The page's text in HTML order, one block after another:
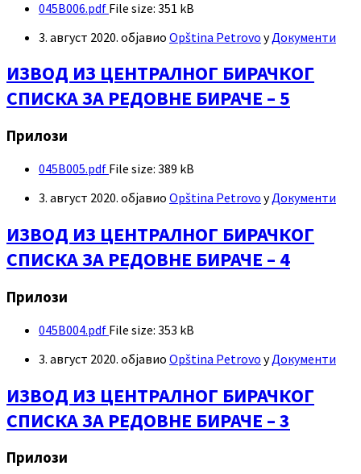
045B006.pdf File size: 351 kB
3. август 2020. објавио Opština Petrovo уДокументи
ИЗВОД ИЗ ЦЕНТРАЛНОГ БИРАЧКОГ
СПИСКА ЗА РЕДОВНЕ БИРАЧЕ – 5
Прилози
045B005.pdf File size: 389 kB
3. август 2020. објавио Opština Petrovo уДокументи
ИЗВОД ИЗ ЦЕНТРАЛНОГ БИРАЧКОГ
СПИСКА ЗА РЕДОВНЕ БИРАЧЕ – 4
Прилози
045B004.pdf File size: 353 kB
3. август 2020. објавио Opština Petrovo уДокументи
ИЗВОД ИЗ ЦЕНТРАЛНОГ БИРАЧКОГ
СПИСКА ЗА РЕДОВНЕ БИРАЧЕ – 3
Прилози